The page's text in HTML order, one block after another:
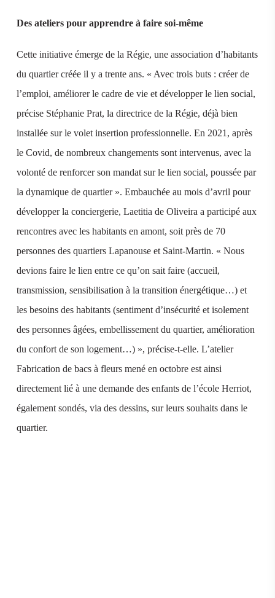
Des ateliers pour apprendre à faire soi-même
Cette initiative émerge de la Régie, une association d’habitants
du quartier créée il y a trente ans. « Avec trois buts : créer de
l’emploi, améliorer le cadre de vie et développer le lien social,
précise Stéphanie Prat, la directrice de la Régie, déjà bien
installée sur le volet insertion professionnelle. En 2021, après
le Covid, de nombreux changements sont intervenus, avec la
volonté de renforcer son mandat sur le lien social, poussée par
la dynamique de quartier ». Embauchée au mois d’avril pour
développer la conciergerie, Laetitia de Oliveira a participé aux
rencontres avec les habitants en amont, soit près de 70
personnes des quartiers Lapanouse et Saint-Martin. « Nous
devions faire le lien entre ce qu’on sait faire (accueil,
transmission, sensibilisation à la transition énergétique…) et
les besoins des habitants (sentiment d’insécurité et isolement
des personnes âgées, embellissement du quartier, amélioration
du confort de son logement…) », précise-t-elle. L’atelier
Fabrication de bacs à fleurs mené en octobre est ainsi
directement lié à une demande des enfants de l’école Herriot,
également sondés, via des dessins, sur leurs souhaits dans le
quartier.